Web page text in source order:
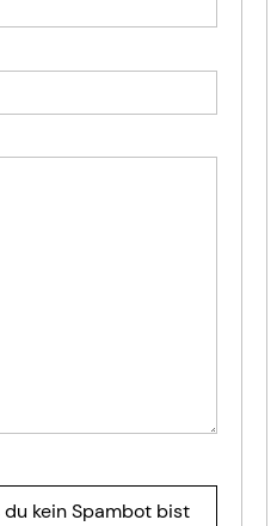
kein Spambot bist